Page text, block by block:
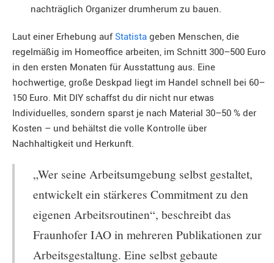
nachträglich Organizer drumherum zu bauen.
Laut einer Erhebung auf Statista geben Menschen, die
regelmäßig im Homeoffice arbeiten, im Schnitt 300–500 Euro
in den ersten Monaten für Ausstattung aus. Eine
hochwertige, große Deskpad liegt im Handel schnell bei 60–
150 Euro. Mit DIY schaffst du dir nicht nur etwas
Individuelles, sondern sparst je nach Material 30–50 % der
Kosten – und behältst die volle Kontrolle über
Nachhaltigkeit und Herkunft.
„Wer seine Arbeitsumgebung selbst gestaltet,
entwickelt ein stärkeres Commitment zu den
eigenen Arbeitsroutinen“, beschreibt das
Fraunhofer IAO in mehreren Publikationen zur
Arbeitsgestaltung. Eine selbst gebaute